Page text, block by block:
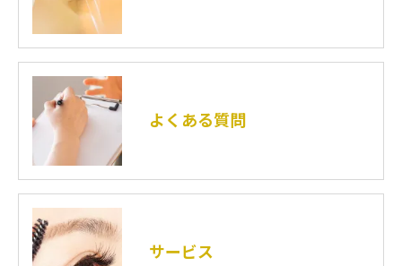
よくある質問
サービス